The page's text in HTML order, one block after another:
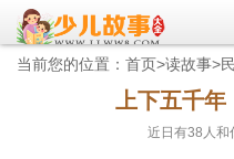
当前您的位置： 首页>读故事>
上下五千年
近日有38 人